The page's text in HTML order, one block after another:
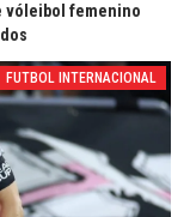
vóleibol femenino
FUTBOL INTERNACIONAL